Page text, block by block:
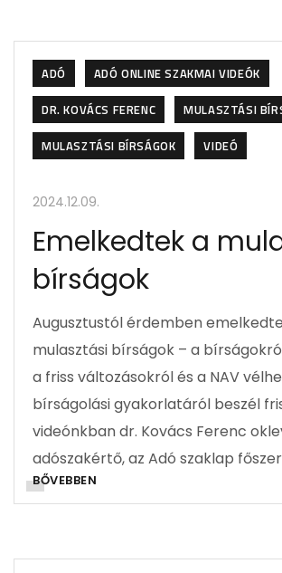
ADÓ
ADÓ ONLINE SZAKMAI VIDEÓK
DR. KOVÁCS FERENC
MULASZTÁSI
MULASZTÁSI BÍRSÁGOK
VIDEÓ
2024.12.09.
Emelkedtek a
bírságok
Augusztustól érdemben
mulasztási bírságok – a
a friss változásokról és a NAV
bírságolási gyakorlatáról beszél
videónkban dr. Kovács Ferenc
adószakértő, az Adó szaklap
BŐVEBBEN